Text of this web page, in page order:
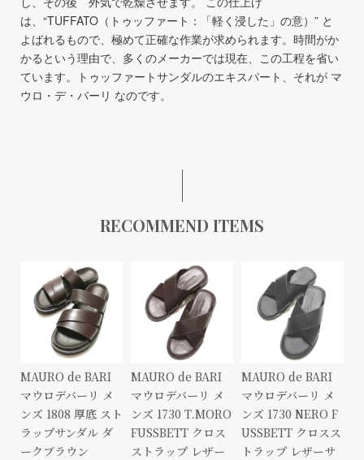
は、“TUFFATO（トゥッファート：「軽く浸した」の意）” と
よばれるもので、極めて正確な作業が求められます。時間がか
かるという理由で、多くのメーカーでは現在、この工程を省い
ています。トゥッファートサンダルのエキスパート、それが マ
ウロ・デ・バーリ なのです。
RECOMMEND ITEMS
MAURO de BARI
マウロデバーリ メ
ンズ 1808 厚底 スト
ラップサンダル ダ
ークブラウン
MAURO de BARI
マウロデバーリ メ
ンズ 1730 T.MORO
FUSSBETT クロス
ストラップ レザー
MAURO de BARI
マウロデバーリ メ
ンズ 1730 NERO F
USSBETT クロスス
トラップ レザーサ